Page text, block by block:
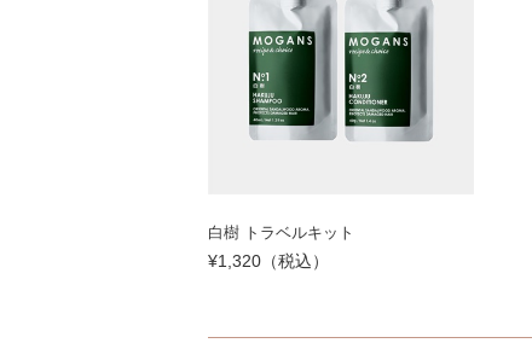
白樹 トラベルキット
¥1,320（税込）